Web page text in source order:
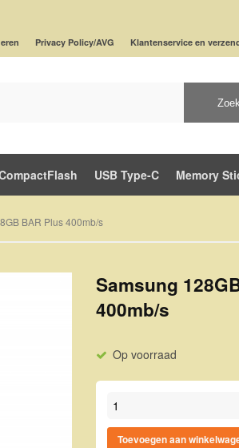
Privacy Policy/AVG Klantenservice en
USB Type-C Memory
BAR Plus 400mb/s
Samsung
400mb/s
Op voorraad
Samsung 128GB BAR
Toevoegen aan